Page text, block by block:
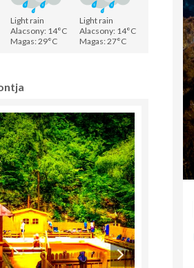
Light rain
Light rain
Alacsony: 14°C
Alacsony: 14°C
Magas: 29°C Magas: 27°C